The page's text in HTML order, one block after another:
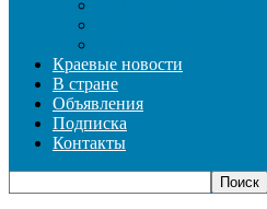
Краевые новости
В стране
Объявления
Подписка
Контакты